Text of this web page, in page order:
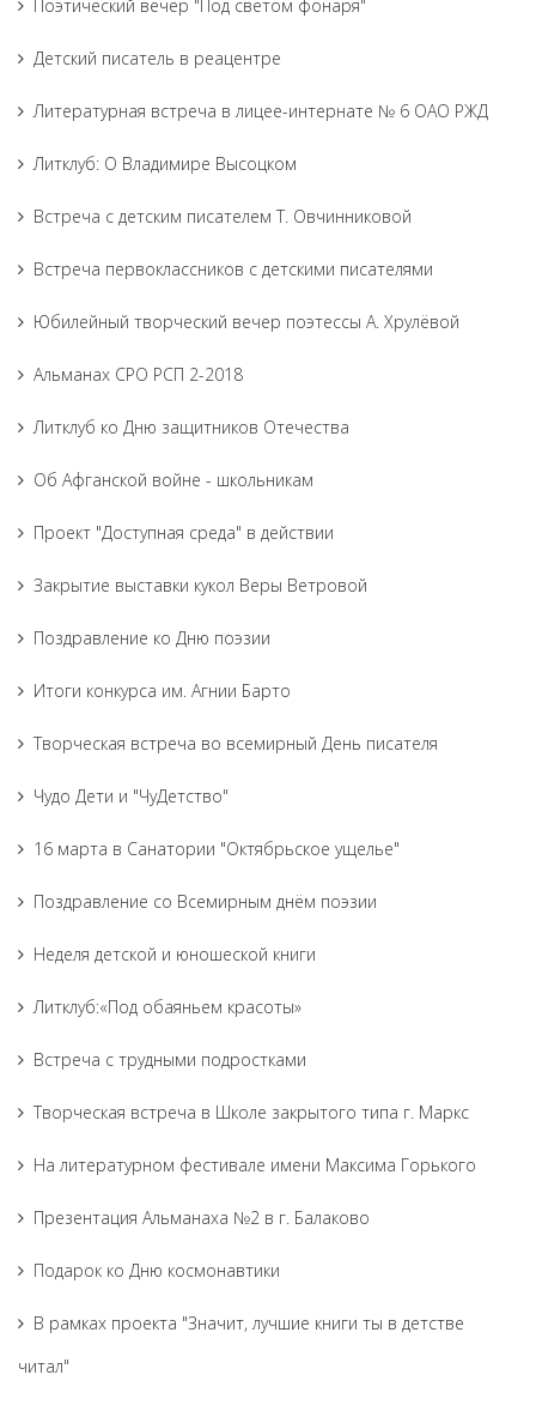
Поэтический вечер "Под светом фонаря"
Детский писатель в реацентре
Литературная встреча в лицее-интернате № 6 ОАО РЖД
Литклуб: О Владимире Высоцком
Встреча с детским писателем Т. Овчинниковой
Встреча первоклассников с детскими писателями
Юбилейный творческий вечер поэтессы А. Хрулёвой
Альманах СРО РСП 2-2018
Литклуб ко Дню защитников Отечества
Об Афганской войне - школьникам
Проект "Доступная среда" в действии
Закрытие выставки кукол Веры Ветровой
Поздравление ко Дню поэзии
Итоги конкурса им. Агнии Барто
Творческая встреча во всемирный День писателя
Чудо Дети и "ЧуДетство"
16 марта в Санатории "Октябрьское ущелье"
Поздравление со Всемирным днём поэзии
Неделя детской и юношеской книги
Литклуб:«Под обаяньем красоты»
Встреча с трудными подростками
Творческая встреча в Школе закрытого типа г. Маркс
На литературном фестивале имени Максима Горького
Презентация Альманаха №2 в г. Балаково
Подарок ко Дню космонавтики
В рамках проекта "Значит, лучшие книги ты в детстве
читал"